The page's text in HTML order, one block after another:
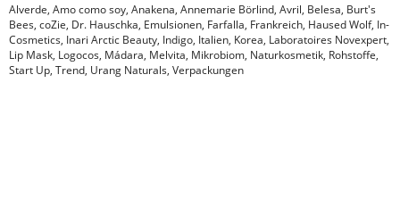
Alverde, Amo como soy, Anakena, Annemarie Börlind, Avril, Belesa, Burt's
Bees, coZie, Dr. Hauschka, Emulsionen, Farfalla, Frankreich, Haused Wolf, In-
Cosmetics, Inari Arctic Beauty, Indigo, Italien, Korea, Laboratoires Novexpert,
Lip Mask, Logocos, Mádara, Melvita, Mikrobiom, Naturkosmetik, Rohstoffe,
Start Up, Trend, Urang Naturals, Verpackungen